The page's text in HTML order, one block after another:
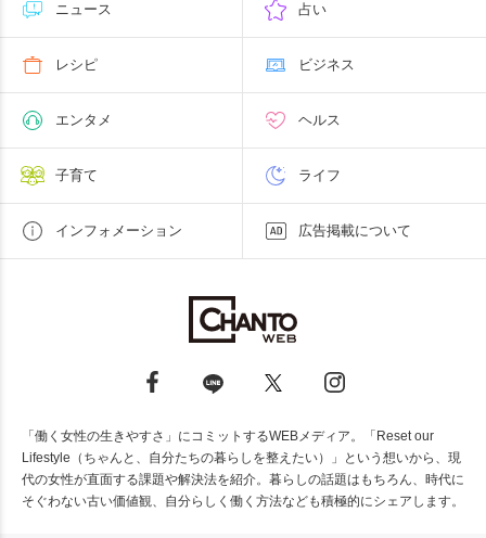
ニュース 占い
レシピ ビジネス
エンタメ ヘルス
子育て ライフ
インフォメーション 広告掲載について
「働く女性の生きやすさ」にコミットするWEBメディア。「Reset our
Lifestyle（ちゃんと、自分たちの暮らしを整えたい）」という想いから、現
代の女性が直面する課題や解決法を紹介。暮らしの話題はもちろん、時代に
そぐわない古い価値観、自分らしく働く方法なども積極的にシェアします。